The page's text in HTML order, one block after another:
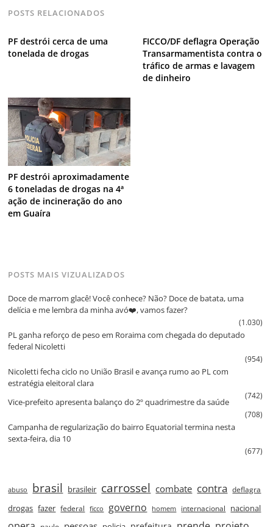
POSTS RELACIONADOS
PF destrói cerca de uma
tonelada de drogas
FICCO/DF deflagra Operação
Transarmamentista contra o
tráfico de armas e lavagem
de dinheiro
PF destrói aproximadamente
6 toneladas de drogas na 4ª
ação de incineração do ano
em Guaíra
POSTS MAIS VIZUALIZADOS
Doce de marrom glacê! Você conhece? Não? Doce de batata, uma
delícia e me lembra da minha avó❤️, vamos fazer?
(1.030)
PL ganha reforço de peso em Roraima com chegada do deputado
federal Nicoletti
(954)
Nicoletti fecha ciclo no União Brasil e avança rumo ao PL com
estratégia eleitoral clara
(742)
Vice‑prefeito apresenta balanço do 2º quadrimestre da saúde
(708)
Campanha de regularização do bairro Equatorial termina nesta
sexta‑feira, dia 10
(677)
abuso brasil brasileir carrossel combate contra deflagra
drogas fazer federal ficco governo homem internacional nacional